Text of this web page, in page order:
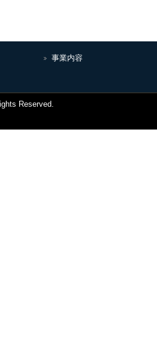
事業内容
Reserved.